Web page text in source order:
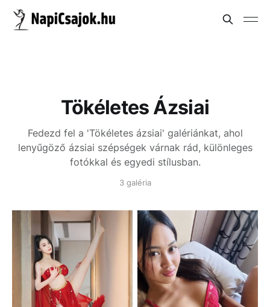
Tökéletes Ázsiai
Fedezd fel a 'Tökéletes ázsiai' galériánkat, ahol
lenyűgöző ázsiai szépségek várnak rád, különleges
fotókkal és egyedi stílusban.
3 galéria